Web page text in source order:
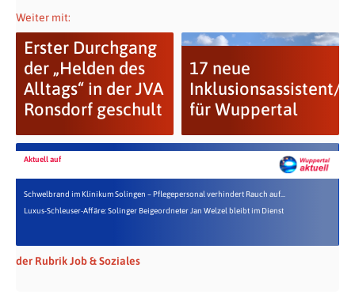
Weiter mit:
Erster Durchgang
der „Helden des
Alltags“ in der JVA
Ronsdorf geschult
17 neue
Inklusionsassistent/
für Wuppertal
Aktuell auf
Schwelbrand im Klinikum Solingen – Pflegepersonal verhindert Rauch auf...
Luxus-Schleuser-Affäre: Solinger Beigeordneter Jan Welzel bleibt im Dienst
der Rubrik Job & Soziales